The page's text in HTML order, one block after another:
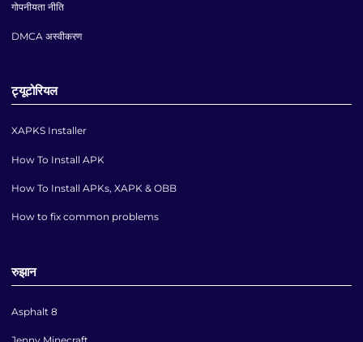
गोपनीयता नीति
DMCA अस्वीकरण
ट्यूटोरियल
XAPKS Installer
How To Install APK
How To Install APKs, XAPK & OBB
How to fix common problems
रुझान
Asphalt 8